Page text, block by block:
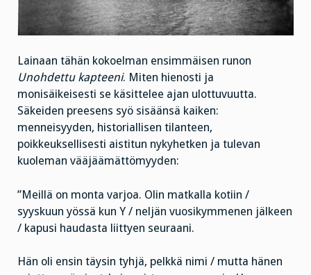
Lainaan tähän kokoelman ensimmäisen runon
Unohdettu kapteeni. Miten hienosti ja
monisäikeisesti se käsittelee ajan ulottuvuutta.
Säkeiden preesens syö sisäänsä kaiken:
menneisyyden, historiallisen tilanteen,
poikkeuksellisesti aistitun nykyhetken ja tulevan
kuoleman vääjäämättömyyden:
”Meillä on monta varjoa. Olin matkalla kotiin /
syyskuun yössä kun Y / neljän vuosikymmenen jälkeen
/ kapusi haudasta liittyen seuraani.
Hän oli ensin täysin tyhjä, pelkkä nimi / mutta hänen